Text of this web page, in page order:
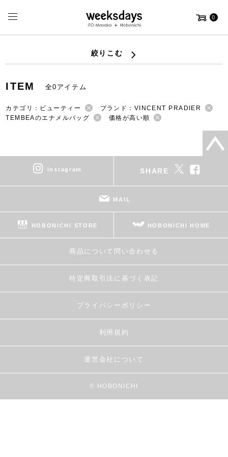
0
絞りこむ
ITEM 全0アイテム
カテゴリ：ビューティー
ブランド：VINCENT PRADIER
TEMBEAのエナメルバッグ
価格が高い順
instagram SHARE
MAIL
HOBONICHI STORE HOBONICHI HOME
商品について問い合わせる
特定商取引法に基づく表記
プライバシーポリシー
利用規約
運営会社について
© HOBONICHI